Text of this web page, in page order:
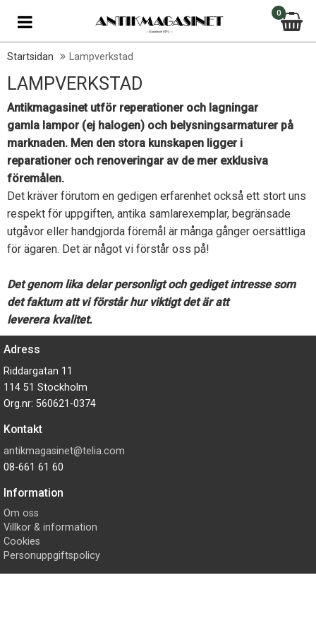
0
Startsidan Lampverkstad
LAMPVERKSTAD
Antikmagasinet utför reperationer och lagningar
gamla lampor (ej halogen) och belysningsarmaturer på
marknaden. Men den stora kunskapen ligger i
reparationer och renoveringar av de mer exklusiva
föremålen.
Det kräver förutom en gedigen erfarenhet också ett stort uns
respekt för uppgiften, antika samlarexemplar, begränsade
utgåvor eller handgjorda föremål är många gånger oersättliga
för ägaren. Det är något vi förstår oss på!
Det genom lika delar personligt och gediget intresse som
det faktum att vi förstår hur viktigt det är att
leverera kvalitet.
Adress
Riddargatan 11
114 51 Stockholm
Org.nr: 560621-0374
Kontakt
antikmagasinet@telia.com
08-661 61 60
Information
Om oss
Villkor & information
Cookies
Personuppgiftspolicy